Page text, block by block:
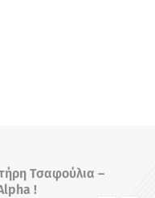
Τσαφούλια –
!